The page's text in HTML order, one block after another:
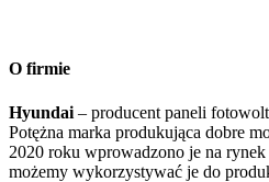
O firmie
Hyundai – producent paneli
Potężna marka produkująca dobre
2020 roku wprowadzono je na
możemy wykorzystywać je do